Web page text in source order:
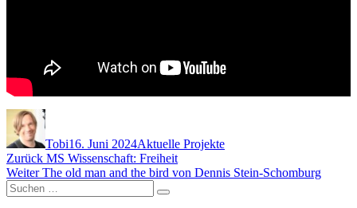
Autor
Tobi16. Juni 2024Aktuelle Projekte
Beitragsnavigation
Zurück Vorheriger
Beitrag:
MS Wissenschaft: Freiheit
Weiter Nächster
Beitrag:
The old man and the bird von Dennis Stein-Schomburg
Suchen
nach:
Suchen